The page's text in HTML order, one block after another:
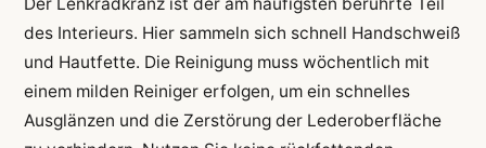
Der Lenkradkranz ist der am häufigsten berührte Teil
des Interieurs. Hier sammeln sich schnell Handschweiß
und Hautfette. Die Reinigung muss wöchentlich mit
einem milden Reiniger erfolgen, um ein schnelles
Ausglänzen und die Zerstörung der Lederoberfläche